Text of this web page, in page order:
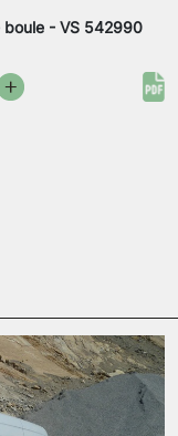
boule - VS 542990